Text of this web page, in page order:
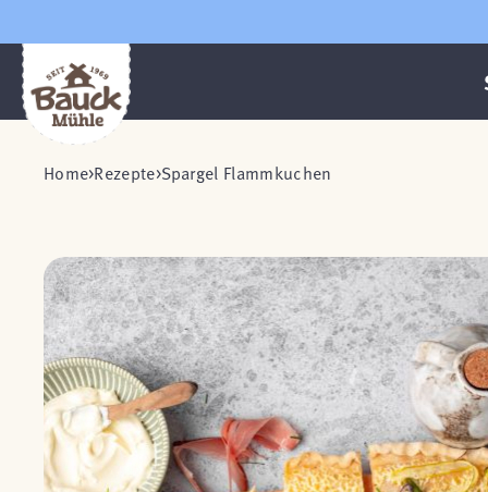
Home Rezepte Spargel Flammkuchen